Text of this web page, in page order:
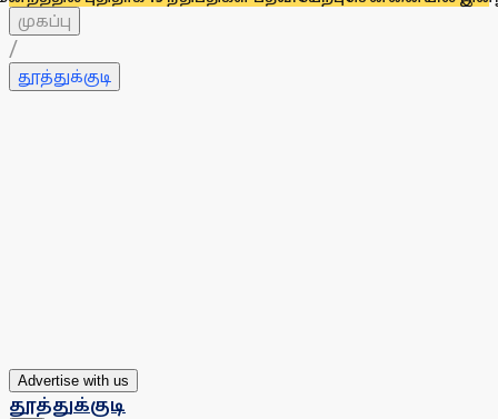
முகப்பு
/
தூத்துக்குடி
Advertise with us
தூத்துக்குடி